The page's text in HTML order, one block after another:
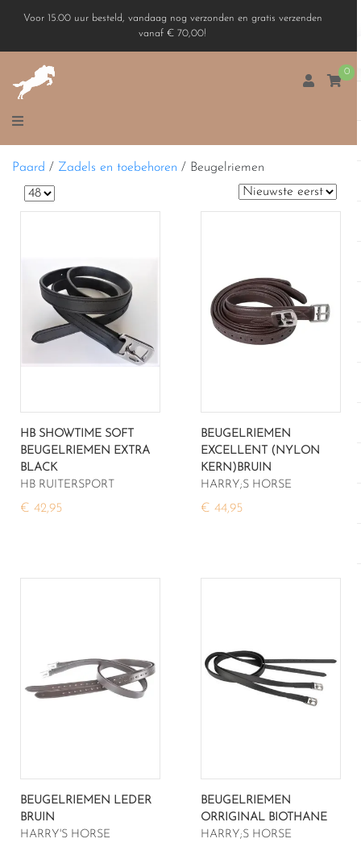
Voor 15.00 uur besteld, vandaag nog verzonden en gratis verzenden
vanaf € 70,00!
0
Paard / Zadels en toebehoren / Beugelriemen
HB SHOWTIME SOFT
BEUGELRIEMEN EXTRA
BLACK
HB RUITERSPORT
€ 42,95
BEUGELRIEMEN
EXCELLENT (NYLON
KERN)BRUIN
HARRY;S HORSE
€ 44,95
BEUGELRIEMEN LEDER
BRUIN
HARRY'S HORSE
BEUGELRIEMEN
ORRIGINAL BIOTHANE
HARRY;S HORSE